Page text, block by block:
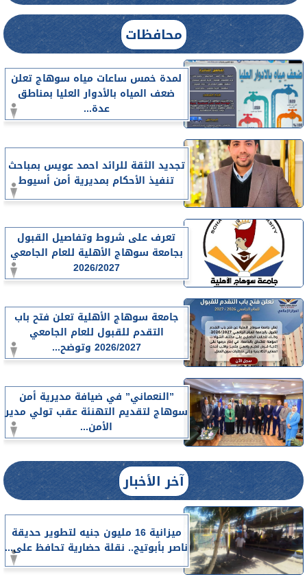
محافظات
لمدة خمس ساعات مياه سوهاج تعلن
ضعف المياه بالأدوار العليا بمناطق
عدة...
تجديد الثقة للرائد احمد عويس بمباحث
تنفيذ الأحكام بمديرية أمن أسيوط
تعرف على شروط وتفاصيل القبول
بجامعة سوهاج الأهلية للعام الجامعي
2026/2027
جامعة سوهاج الأهلية تعلن فتح باب
التقدم للقبول للعام الجامعي
2026/2027 وتوضح...
”النعماني” في ضيافة مديرية أمن
سوهاج لتقديم التهنئة عقب تولي مدير
الأمن...
آخر الأخبار
ميزانية 16 مليون جنيه لتطوير حديقة
ناصر بأبوتيج.. نقلة حضارية تحافظ على...